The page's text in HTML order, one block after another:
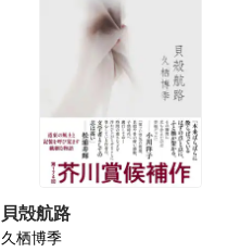
貝殻航路
久栖博季